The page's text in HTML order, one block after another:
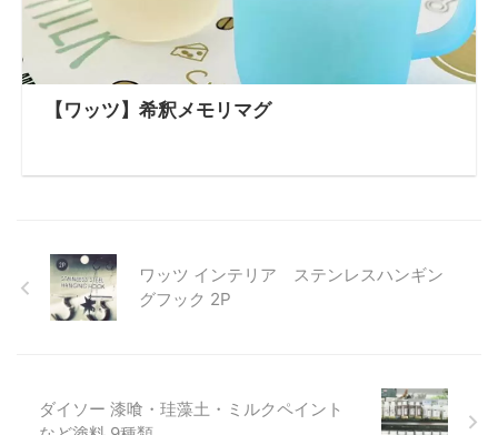
【ワッツ】希釈メモリマグ
ワッツ インテリア ステンレスハンギン
グフック 2P
ダイソー 漆喰・珪藻土・ミルクペイント